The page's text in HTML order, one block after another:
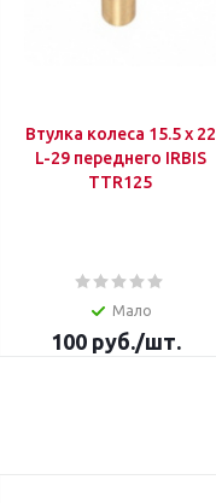
Втулка колеса 15.5 х 22
L-29 переднего IRBIS
TTR125
Мало
100 руб./шт.